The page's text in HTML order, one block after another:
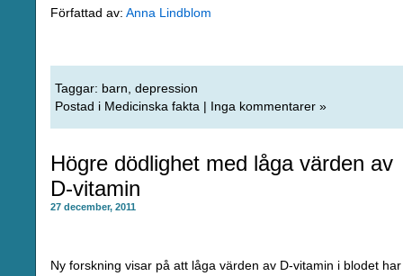
Författad av: Anna Lindblom
Taggar: barn depression
Postad i Medicinska fakta | Inga kommentarer »
Högre dödlighet med låga värden av
D-vitamin
27 december, 2011
Ny forskning visar på att låga värden av D-vitamin i blodet